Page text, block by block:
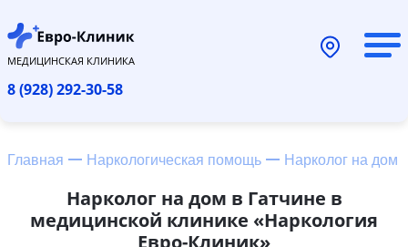
МЕДИЦИНСКАЯ КЛИНИКА
8 (928) 292-30-58
Главная Наркологическая помощь Нарколог на дом
Нарколог на дом в Гатчине в
медицинской клинике «Наркология
Евро-Клиник»